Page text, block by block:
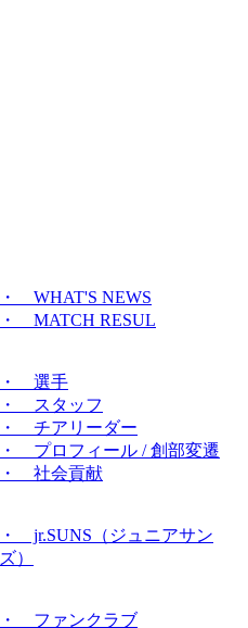
・ WHAT'S NEWS
・ MATCH RESUL
・ 選手
・ スタッフ
・ チアリーダー
・ プロフィール / 創部変遷
・ 社会貢献
・ jr.SUNS（ジュニアサン
ズ）
・ ファンクラブ